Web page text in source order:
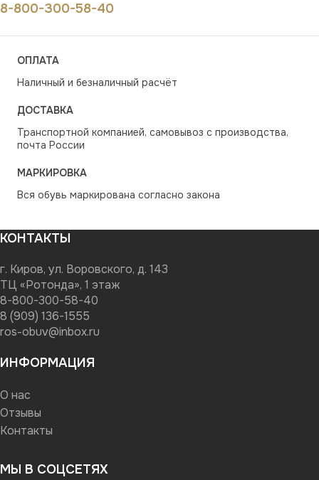
8-800-300-58-40
ОПЛАТА
Наличный и безналичный расчёт
ДОСТАВКА
Транспортной компанией, самовывоз с производства,
почта России
МАРКИРОВКА
Вся обувь маркирована согласно закона
КОНТАКТЫ
г. Киров, ул. Воровского, д. 143
ТЦ «Ротонда», 1 этаж
8-800-300-58-40
8 (909) 136-1555
ros-obuv@inbox.ru
ИНФОРМАЦИЯ
О нас
Отзывы
Контакты
МЫ В СОЦСЕТЯХ